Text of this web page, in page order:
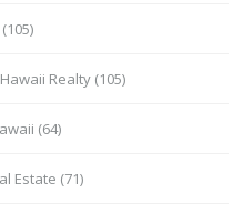
(105)
Realty (105)
(64)
Estate (71)